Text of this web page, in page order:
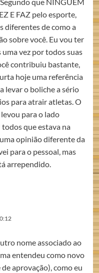
E FAZ pelo esporte,
diferentes de como a
sobre você. Eu vou ter
vez por todos suas
contribuiu bastante,
hoje uma referência
levar o boliche a sério
para atrair atletas. O
para o lado
todos que estava na
opinião diferente da
para o pessoal, mas
arrependido.
nome associado ao
entendeu como novo
aprovação), como eu